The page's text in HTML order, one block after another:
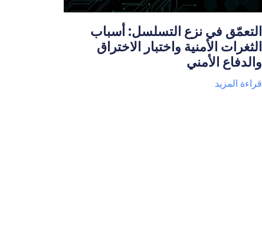
التعمّق في نزع التسلسل: أسباب
الثغرات الأمنية واختبار الاختراق
والدفاع الأمني
قراءة المزيد